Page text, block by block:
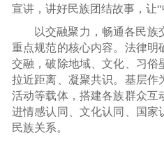
宣讲，讲好民族团结故事，让
以交融聚力，畅通各民族
重点规范的核心内容。法律明
交融，破除地域、文化、习俗
拉近距离、凝聚共识。基层作
活动等载体，搭建各族群众互
进情感认同、文化认同、国家
民族关系。